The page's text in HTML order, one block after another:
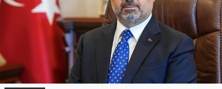
ASTROLOJİ
Haber Arşivi